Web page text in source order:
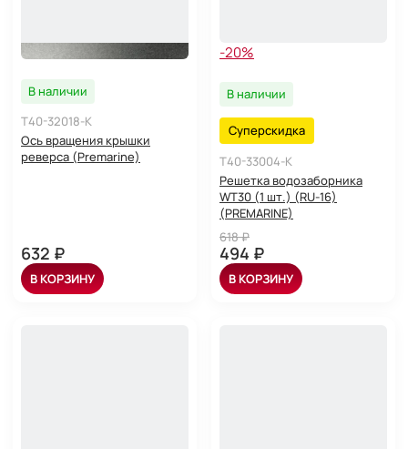
В наличии
T40-32018-K
Ось вращения крышки
реверса (Premarine)
632 ₽
В КОРЗИНУ
-20%
В наличии
Суперскидка
T40-33004-K
Решетка водозаборника
WT30 (1 шт.) (RU-16)
(PREMARINE)
618 ₽
494 ₽
В КОРЗИНУ